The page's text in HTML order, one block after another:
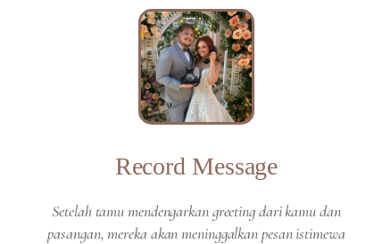
Record Message
Setelah tamu mendengarkan greeting dari kamu dan
pasangan, mereka akan meninggalkan pesan istimewa